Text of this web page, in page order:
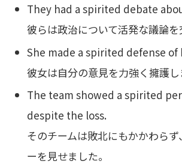
They had a spirited debate
彼らは政治について活発な議論を
She made a spirited defense
彼女は自分の意見を力強く擁護し
The team showed a spirited
despite the loss.
そのチームは敗北にもかかわら
ーを見せました。